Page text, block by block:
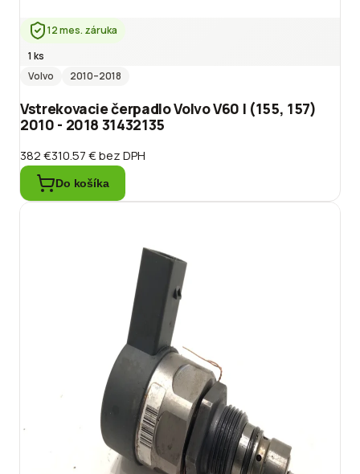
12 mes. záruka
1 ks
Volvo
2010–2018
Vstrekovacie čerpadlo Volvo V60 I (155, 157)
2010 - 2018 31432135
382 €310.57 €bez DPH
Do košíka